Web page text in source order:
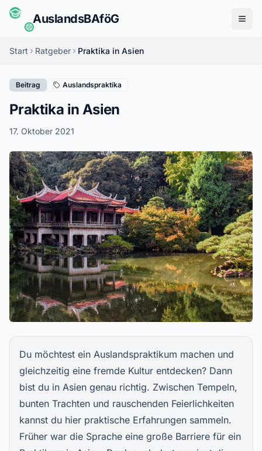
AuslandsBAföG
Start Ratgeber Praktika in Asien
Beitrag Auslandspraktika
Praktika in Asien
17. Oktober 2021
Du möchtest ein Auslandspraktikum machen und
gleichzeitig eine fremde Kultur entdecken? Dann
bist du in Asien genau richtig. Zwischen Tempeln,
bunten Trachten und rauschenden Feierlichkeiten
kannst du hier praktische Erfahrungen sammeln.
Früher war die Sprache eine große Barriere für ein